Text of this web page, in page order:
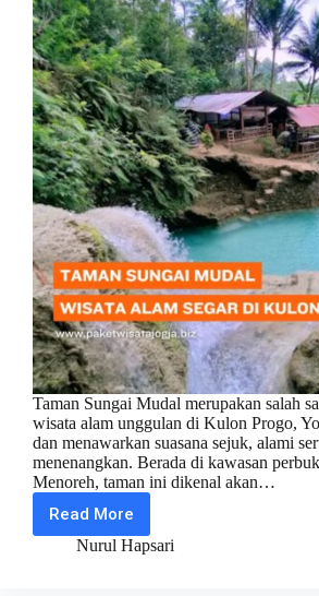
Taman Sungai Mudal merupakan salah
wisata alam unggulan di Kulon Progo,
dan menawarkan suasana sejuk, alami
menenangkan. Berada di kawasan
Menoreh, taman ini dikenal akan…
Read More
Taman
Sungai
Nurul Hapsari